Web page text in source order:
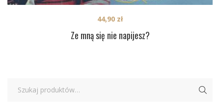
Ze mną się nie napijesz?
44,90 zł